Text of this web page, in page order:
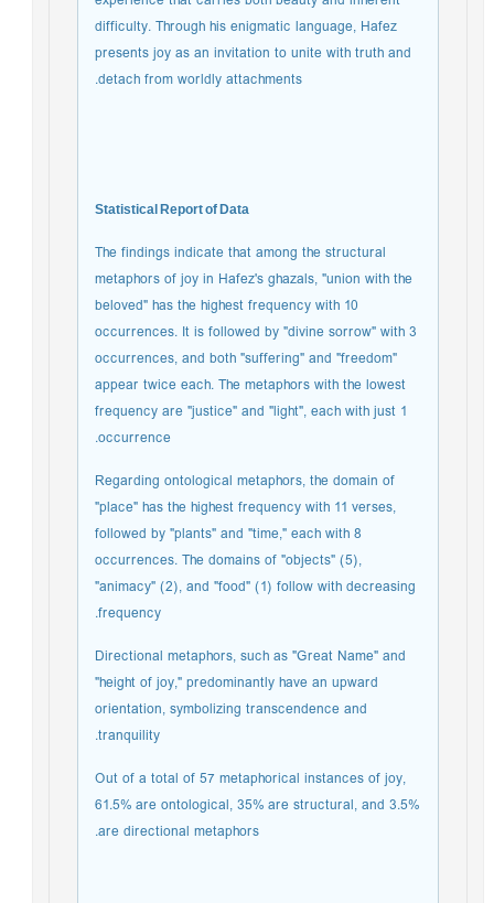
difficulty. Through his enigmatic language, Hafez
presents joy as an invitation to unite with truth and
detach from worldly attachments.
Statistical Report of Data
The findings indicate that among the structural
metaphors of joy in Hafez's ghazals, "union with the
beloved" has the highest frequency with 10
occurrences. It is followed by "divine sorrow" with 3
occurrences, and both "suffering" and "freedom"
appear twice each. The metaphors with the lowest
frequency are "justice" and "light", each with just 1
occurrence.
Regarding ontological metaphors, the domain of
"place" has the highest frequency with 11 verses,
followed by "plants" and "time," each with 8
occurrences. The domains of "objects" (5),
"animacy" (2), and "food" (1) follow with decreasing
frequency.
Directional metaphors, such as "Great Name" and
"height of joy," predominantly have an upward
orientation, symbolizing transcendence and
tranquility.
Out of a total of 57 metaphorical instances of joy,
61.5% are ontological, 35% are structural, and 3.5%
are directional metaphors.